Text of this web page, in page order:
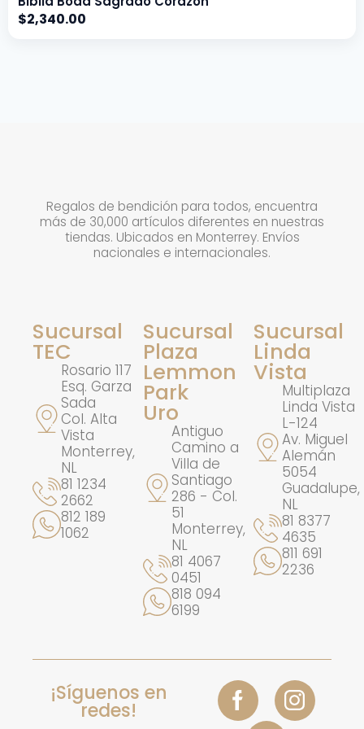
$2,340.00
Regalos de bendición para todos, encuentra
más de 30,000 artículos diferentes en nuestras
tiendas. Ubicados en Monterrey. Envíos
nacionales e internacionales.
Sucursal
TEC
Rosario 117
Esq. Garza
Sada
Col. Alta
Vista
Monterrey,
NL
81 1234
2662
812 189
1062
Sucursal
Plaza
Lemmon
Park
Uro
Antiguo
Camino a
Villa de
Santiago
286 - Col.
51
Monterrey,
NL
81 4067
0451
818 094
6199
Sucursal
Linda
Vista
Multiplaza
Linda Vista
L-124
Av. Miguel
Alemán
5054
Guadalupe,
NL
81 8377
4635
811 691
2236
¡Síguenos en
redes!